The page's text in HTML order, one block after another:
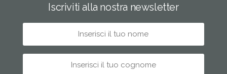
Iscriviti alla nostra newsletter